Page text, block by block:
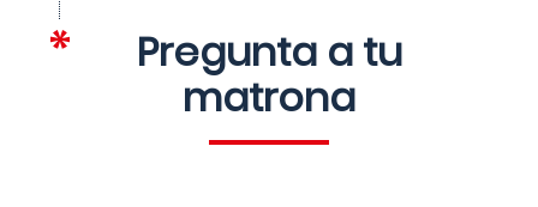
Pregunta a tu
matrona